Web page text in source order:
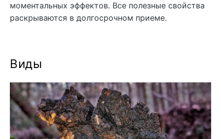
моментальных эффектов. Все полезные свойства
раскрываются в долгосрочном приеме.
Виды